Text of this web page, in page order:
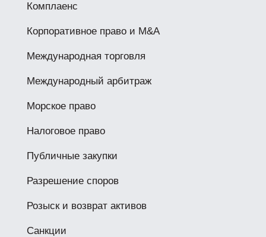
Комплаенс
Корпоративное право и M&A
Международная торговля
Международный арбитраж
Морское право
Налоговое право
Публичные закупки
Разрешение споров
Розыск и возврат активов
Санкции